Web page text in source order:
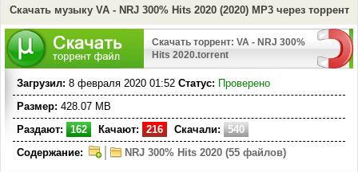
Скачать музыку VA - NRJ 300% Hits 2020 (2020) MP3 через торрент
Скачать торрент: VA - NRJ 300%
Hits 2020.torrent
Загрузил: 8 февраля 2020 01:52 Статус: Проверено
Размер: 428.07 MB
Раздают:
162 Качают: 216 Скачали:
540
Содержание:
NRJ 300% Hits 2020 (55 файлов)